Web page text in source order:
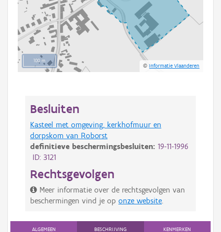
100 m
©Informatie Vlaanderen
Besluiten
Kasteel met omgeving, kerkhofmuur en
dorpskom van Roborst
definitieve beschermingsbesluiten: 19-11-1996
ID: 3121
Rechtsgevolgen
Meer informatie over de rechtsgevolgen van
beschermingen vind je op onze website
ALGEMEEN BESCHRIJVING KENMERKEN